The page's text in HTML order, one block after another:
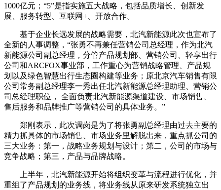
1000亿元；“5”是指实施五大战略，包括品质增长、创新发
展、服务转型、互联网+、开放合作。
基于企业长远发展的战略需要，北汽新能源此次也宣布了
全新的人事调整，“张勇不再兼任营销公司总经理，作为北汽
新能源公司副总经理，分管产品规划部、营销公司、轻享出行
公司和ARCFOX事业部，工作重心为营销战略管理、产品规
划以及绿色智慧出行生态圈构建等业务；原北京汽车销售有限
公司常务副总经理李一秀出任北汽新能源总经理助理、营销公
司总经理职位， 全面负责北汽新能源渠道建设、市场销售、
售后服务和品牌推广等营销公司的具体业务。”
郑刚表示，此次调岗是为了将张勇副总经理由过去主要的
精力抓具体的市场销售、市场业务里解脱出来，重点抓公司的
三大业务：第一，战略业务规划与设计；第二，公司的市场与
竞争战略；第三，产品与品牌战略。
上半年，北汽新能源开始将组织变革与流程进行优化，并
重组了产品规划的业务线，将业务线从原来研发系统独立出